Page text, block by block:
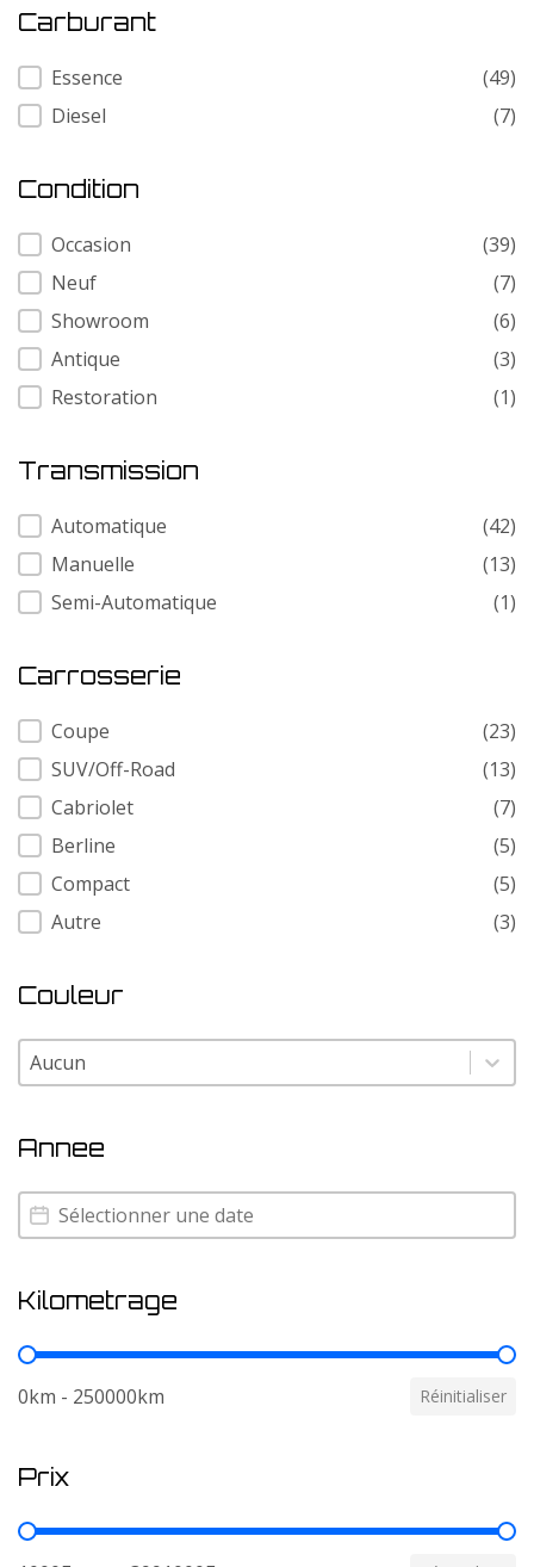
Carburant
Carburant
Essence
(49)
Diesel
(7)
Condition
Condition
Occasion
(39)
Neuf
(7)
Showroom
(6)
Antique
(3)
Restoration
(1)
Transmission
Transmission
Automatique
(42)
Manuelle
(13)
Semi-Automatique
(1)
Carrosserie
Carrosserie
Coupe
(23)
SUV/Off-Road
(13)
Cabriolet
(7)
Berline
(5)
Compact
(5)
Autre
(3)
Couleur
Couleur
Couleur
Annee
Annee
Annee
Kilometrage
Kilometrage
0km - 250000km Réinitialiser
Prix
Prix